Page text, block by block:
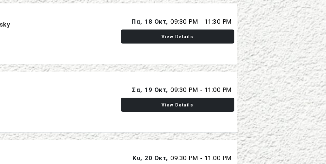
Πα, 18 Οκτ, 09:30 PM - 11:30 PM
View Details
Σα, 19 Οκτ, 09:30 PM - 11:00 PM
View Details
Κυ, 20 Οκτ, 09:30 PM - 11:00 PM